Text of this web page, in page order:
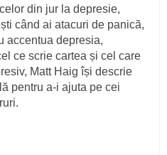
din jur la depresie,
când ai atacuri de panică,
accentua depresia,
ce scrie cartea și cel care
Matt Haig își descrie
pentru a-i ajuta pe cei